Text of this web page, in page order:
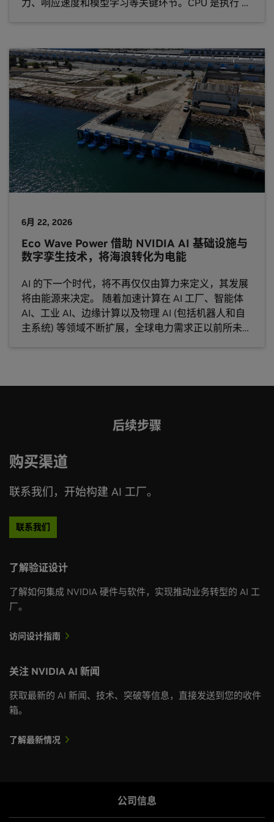
力、响应速度和模型学习等关键环节。CPU 是执行 AI
AI 工厂中的智能体而言，速度至关重要。 CPU 调用
工具的速度越快，智能体执行当前任务的速度也就越
快。 对于 AI 工厂而言，GPU 利用率是数据中心最宝
贵的资源。因此，任何等待任务完成
6月 22, 2026
Eco Wave Power 借助 NVIDIA AI 基础设施与
数字孪生技术，将海浪转化为电能
AI 的下一个时代，将不再仅仅由算力来定义，其发展
将由能源来决定。 随着加速计算在 AI 工厂、智能体
AI、工业 AI、边缘计算以及物理 AI (包括机器人和自
主系统) 等领域不断扩展，全球电力需求正以前所未有
在重塑全球对 AI 能源基础设施的认知。 Eco Wave
后续步骤
购买渠道
联系我们，开始构建 AI 工厂。
联系我们
了解验证设计
了解如何集成 NVIDIA 硬件与软件，实现推动业务转型的 AI 工
厂。
访问设计指南
关注 NVIDIA AI 新闻
获取最新的 AI 新闻、技术、突破等信息，直接发送到您的收件
箱。
了解最新情况
公司信息